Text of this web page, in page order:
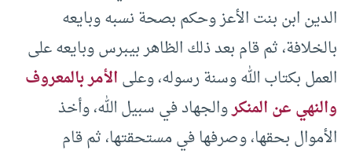
الدين ابن بنت الأعز وحكم بصحة نسبه وبايعه
بالخلافة، ثم قام بعد ذلك الظاهر بيبرس وبايعه على
العمل بكتاب الله وسنة رسوله، وعلىالأمر بالمعروف
والنهي عن المنكروالجهاد في سبيل الله، وأخذ
الأموال بحقها، وصرفها في مستحقتها، ثم قام